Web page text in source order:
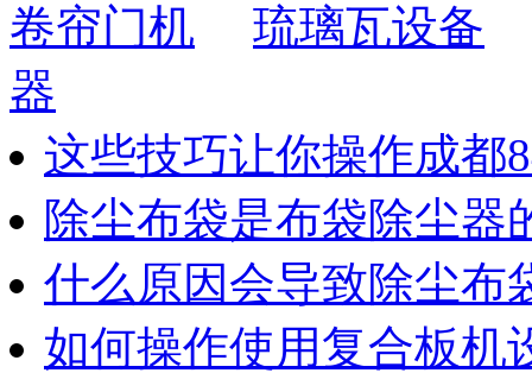
卷帘门机
琉璃瓦设备
器
这些技巧让你操作成
除尘布袋是布袋除尘器
什么原因会导致除尘布
如何操作使用复合板机